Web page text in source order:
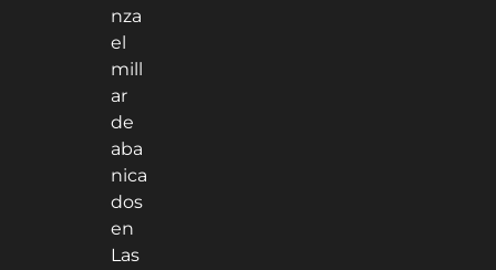
nza
el
mill
ar
de
aba
nica
dos
en
Las